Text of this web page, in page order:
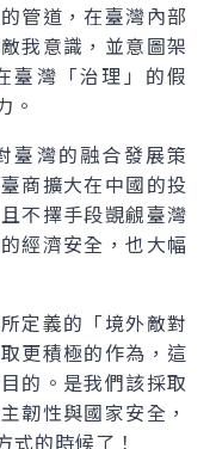
管道，在臺灣內部
我意識，並意圖架
臺灣「治理」的假
。
臺灣的融合發展策
商擴大在中國的投
不擇手段覬覦臺灣
經濟安全，也大幅
定義的「境外敵對
更積極的作為，這
的。是我們該採取
韌性與國家安全，
的時候了！